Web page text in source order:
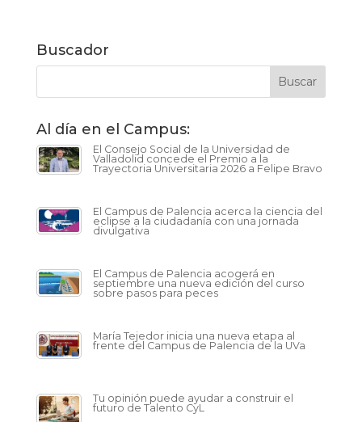
Buscador
Al día en el Campus:
El Consejo Social de la Universidad de
Valladolid concede el Premio a la
Trayectoria Universitaria 2026 a Felipe Bravo
El Campus de Palencia acerca la ciencia del
eclipse a la ciudadanía con una jornada
divulgativa
El Campus de Palencia acogerá en
septiembre una nueva edición del curso
sobre pasos para peces
María Tejedor inicia una nueva etapa al
frente del Campus de Palencia de la UVa
Tu opinión puede ayudar a construir el
futuro de Talento CyL